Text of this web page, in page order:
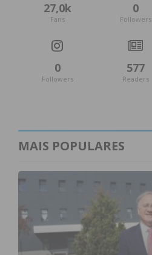
27,0k
Fans
0
Followers
0
Followers
577
Readers
MAIS POPULARES